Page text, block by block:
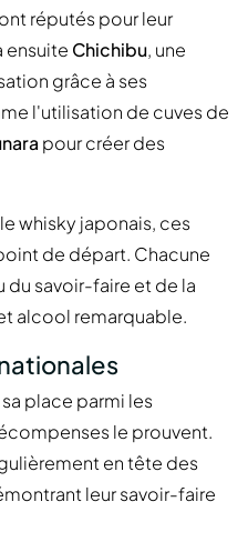
réputés pour leur
ensuite Chichibu, une
grâce à ses
l'utilisation de cuves de
pour créer des
whisky japonais, ces
de départ. Chacune
du savoir-faire et de la
alcool remarquable.
place parmi les
le prouvent.
en tête des
leur savoir-faire